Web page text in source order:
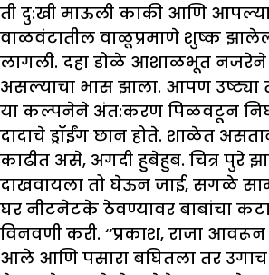
ती दु:खी माऊली काकी आणि
वाळवंटातील वाळूप्रमाणे शुष्क
लागली. दहा डोळे आशाळभूत नजरेने
असल्याचा भास झाला. आपण उष्ट्या
या कल्पनेने अंत:करण पिळवटून
दादाचे ड्रॉईंग छान होते. शाळेत
काढीत असे, अगदी हुबेहुब. चित्र पुरे
दाखवायला तो घेऊन जाई, सगळे
घर नीटनेटके ठेवण्यावर बाबांचा
विनवणी करी. ‘‘प्रकाश, राजा
आले आणि पसारा बघितला तर उगाच